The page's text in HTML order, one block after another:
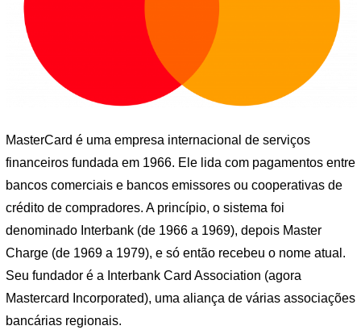
MasterCard é uma empresa internacional de serviços
financeiros fundada em 1966. Ele lida com pagamentos entre
bancos comerciais e bancos emissores ou cooperativas de
crédito de compradores. A princípio, o sistema foi
denominado Interbank (de 1966 a 1969), depois Master
Charge (de 1969 a 1979), e só então recebeu o nome atual.
Seu fundador é a Interbank Card Association (agora
Mastercard Incorporated), uma aliança de várias associações
bancárias regionais.